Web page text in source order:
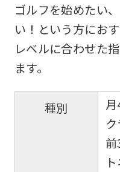
ゴルフを始めたい
い！という方にお
レベルに合わせた
ます。
種別